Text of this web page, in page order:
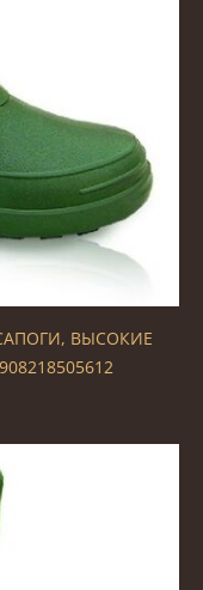
ВЫСОКИЕ